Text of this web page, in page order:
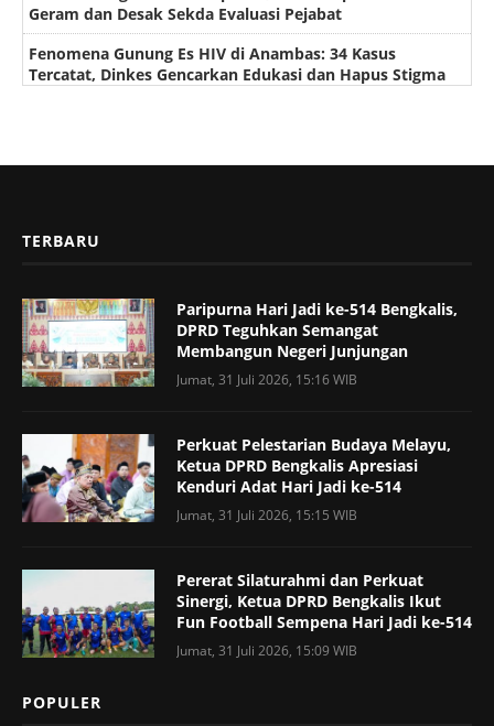
Geram dan Desak Sekda Evaluasi Pejabat
Fenomena Gunung Es HIV di Anambas: 34 Kasus
Tercatat, Dinkes Gencarkan Edukasi dan Hapus Stigma
TERBARU
Paripurna Hari Jadi ke-514 Bengkalis,
DPRD Teguhkan Semangat
Membangun Negeri Junjungan
Jumat, 31 Juli 2026, 15:16 WIB
Perkuat Pelestarian Budaya Melayu,
Ketua DPRD Bengkalis Apresiasi
Kenduri Adat Hari Jadi ke-514
Jumat, 31 Juli 2026, 15:15 WIB
Pererat Silaturahmi dan Perkuat
Sinergi, Ketua DPRD Bengkalis Ikut
Fun Football Sempena Hari Jadi ke-514
Jumat, 31 Juli 2026, 15:09 WIB
POPULER